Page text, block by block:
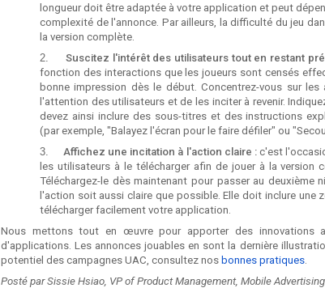
longueur doit être adaptée à votre application et peut
complexité de l'annonce. Par ailleurs, la difficulté du jeu
la version complète.
2.
Suscitez l'intérêt des utilisateurs tout en restant
fonction des interactions que les joueurs sont censés
bonne impression dès le début. Concentrez-vous sur
l'attention des utilisateurs et de les inciter à revenir.
devez ainsi inclure des sous-titres et des instructions
(par exemple, "Balayez l'écran pour le faire défiler" ou
3.
Affichez une incitation à l'action claire :c'est
les utilisateurs à le télécharger afin de jouer à la version
Téléchargez-le dès maintenant pour passer au deuxième
l'action soit aussi claire que possible. Elle doit inclure une
télécharger facilement votre application.
Nous mettons tout en œuvre pour apporter des innovations
d'applications. Les annonces jouables en sont la dernière
potentiel des campagnes UAC, consultez nos bonnes pratiques.
Posté par Sissie Hsiao, VP of Product Management, Mobile Advertising